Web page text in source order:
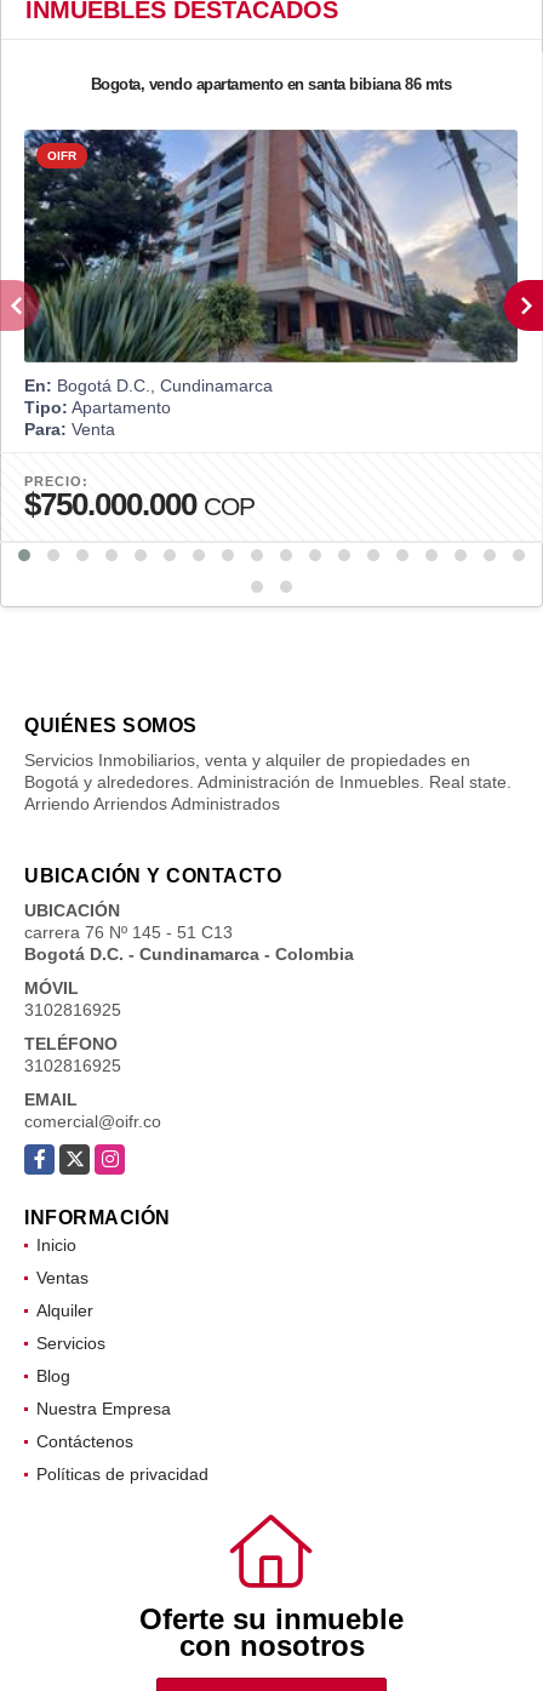
INMUEBLES DESTACADOS
Bogota, vendo apartamento en santa bibiana 86 mts
OIFR
En: Bogotá D.C., Cundinamarca
Tipo: Apartamento
Para: Venta
PRECIO:
$750.000.000 COP
QUIÉNES SOMOS
Servicios Inmobiliarios, venta y alquiler de propiedades en
Bogotá y alrededores. Administración de Inmuebles. Real state.
Arriendo Arriendos Administrados
UBICACIÓN Y CONTACTO
UBICACIÓN
carrera 76 Nº 145 - 51 C13
Bogotá D.C. - Cundinamarca - Colombia
MÓVIL
3102816925
TELÉFONO
3102816925
EMAIL
comercial@oifr.co
Facebook
X Instagram
INFORMACIÓN
Inicio
Ventas
Alquiler
Servicios
Blog
Nuestra Empresa
Contáctenos
Políticas de privacidad
Oferte su inmueble
con nosotros